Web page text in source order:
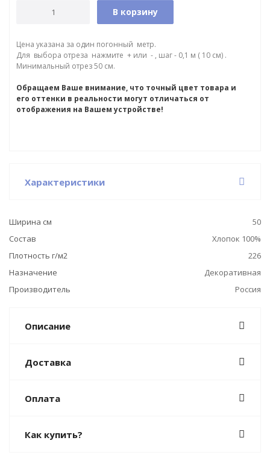
В корзину
Цена указана за один погонный метр.
Для выбора отреза нажмите + или - , шаг - 0,1 м ( 10 см) .
Минимальный отрез 50 см.
Обращаем Ваше внимание, что точный цвет товара и
его оттенки в реальности могут отличаться от
отображения на Вашем устройстве!
Характеристики
Ширина см
50
Состав
Хлопок 100%
Плотность г/м2
226
Назначение
Декоративная
Производитель
Россия
Описание
Доставка
Оплата
Как купить?